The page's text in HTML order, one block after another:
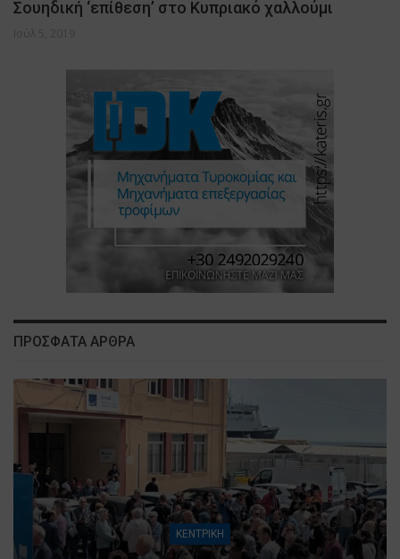
Σουηδική ‘επίθεση’ στο Κυπριακό χαλλούμι
Ιούλ 5, 2019
ΠΡΟΣΦΑΤΑ ΑΡΘΡΑ
ΚΕΝΤΡΙΚΗ